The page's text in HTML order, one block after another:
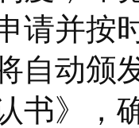
请并按
自动颁
书》，